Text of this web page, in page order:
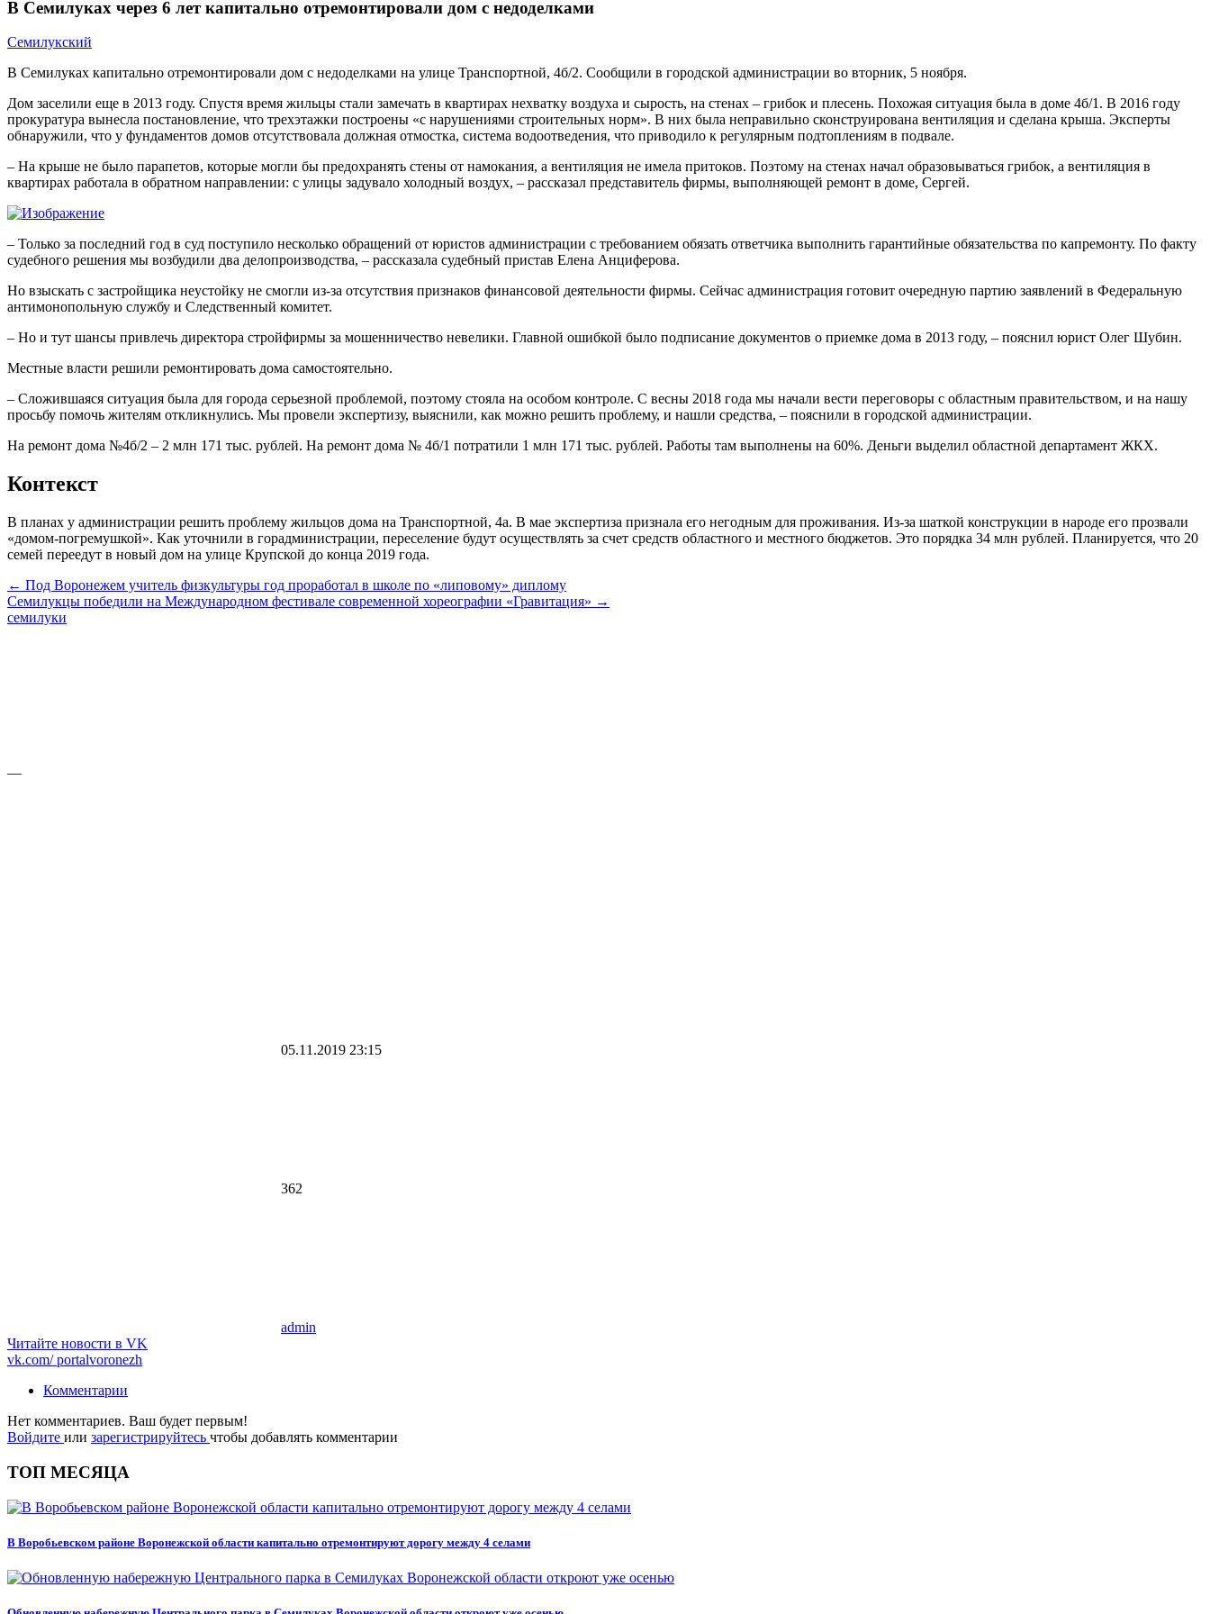
В Семилуках через 6 лет капитально отремонтировали дом с недоделками
Семилукский
В Семилуках капитально отремонтировали дом с недоделками на улице Транспортной, 4б/2. Сообщили в городской администрации во вторник, 5 ноября.
Дом заселили еще в 2013 году. Спустя время жильцы стали замечать в квартирах нехватку воздуха и сырость, на стенах – грибок и плесень. Похожая ситуация была в доме 4б/1. В 2016 году
прокуратура вынесла постановление, что трехэтажки построены «с нарушениями строительных норм». В них была неправильно сконструирована вентиляция и сделана крыша. Эксперты
обнаружили, что у фундаментов домов отсутствовала должная отмостка, система водоотведения, что приводило к регулярным подтоплениям в подвале.
– На крыше не было парапетов, которые могли бы предохранять стены от намокания, а вентиляция не имела притоков. Поэтому на стенах начал образовываться грибок, а вентиляция в
квартирах работала в обратном направлении: с улицы задувало холодный воздух, – рассказал представитель фирмы, выполняющей ремонт в доме, Сергей.
– Только за последний год в суд поступило несколько обращений от юристов администрации с требованием обязать ответчика выполнить гарантийные обязательства по капремонту. По факту
судебного решения мы возбудили два делопроизводства, – рассказала судебный пристав Елена Анциферова.
Но взыскать с застройщика неустойку не смогли из-за отсутствия признаков финансовой деятельности фирмы. Сейчас администрация готовит очередную партию заявлений в Федеральную
антимонопольную службу и Следственный комитет.
– Но и тут шансы привлечь директора стройфирмы за мошенничество невелики. Главной ошибкой было подписание документов о приемке дома в 2013 году, – пояснил юрист Олег Шубин.
Местные власти решили ремонтировать дома самостоятельно.
– Сложившаяся ситуация была для города серьезной проблемой, поэтому стояла на особом контроле. С весны 2018 года мы начали вести переговоры с областным правительством, и на нашу
просьбу помочь жителям откликнулись. Мы провели экспертизу, выяснили, как можно решить проблему, и нашли средства, – пояснили в городской администрации.
На ремонт дома №4б/2 – 2 млн 171 тыс. рублей. На ремонт дома № 4б/1 потратили 1 млн 171 тыс. рублей. Работы там выполнены на 60%. Деньги выделил областной департамент ЖКХ.
Контекст
В планах у администрации решить проблему жильцов дома на Транспортной, 4а. В мае экспертиза признала его негодным для проживания. Из-за шаткой конструкции в народе его прозвали
«домом-погремушкой». Как уточнили в горадминистрации, переселение будут осуществлять за счет средств областного и местного бюджетов. Это порядка 34 млн рублей. Планируется, что 20
семей переедут в новый дом на улице Крупской до конца 2019 года.
← Под Воронежем учитель физкультуры год проработал в школе по «липовому» диплому
Семилукцы победили на Международном фестивале современной хореографии «Гравитация» →
семилуки
—
05.11.2019 23:15
362
admin
Читайте новости в VK
vk.com/portalvoronezh
Комментарии
Нет комментариев. Ваш будет первым!
Войдите или зарегистрируйтесь чтобы добавлять комментарии
ТОП МЕСЯЦА
В Воробьевском районе Воронежской области капитально отремонтируют дорогу между 4 селами